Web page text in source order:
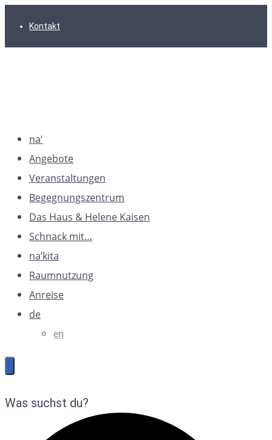
Hauptnavigation
Inhalt
FooterKontakt
na‘
Angebote
Veranstaltungen
Begegnungszentrum
Das Haus & Helene Kaisen
Schnack mit…
na’kita
Raumnutzung
Anreise
de
en
Was suchst du?